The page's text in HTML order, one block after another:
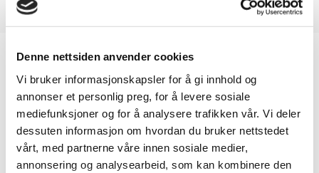
Denne nettsiden anvender cookies
Vi bruker informasjonskapsler for å gi innhold og
annonser et personlig preg, for å levere sosiale
mediefunksjoner og for å analysere trafikken vår. Vi deler
dessuten informasjon om hvordan du bruker nettstedet
vårt, med partnerne våre innen sosiale medier,
annonsering og analysearbeid, som kan kombinere den
Accessories Kitchen Board
L-profile for Kitchen Board
Colour: Aluminium
Article number: 102310-E